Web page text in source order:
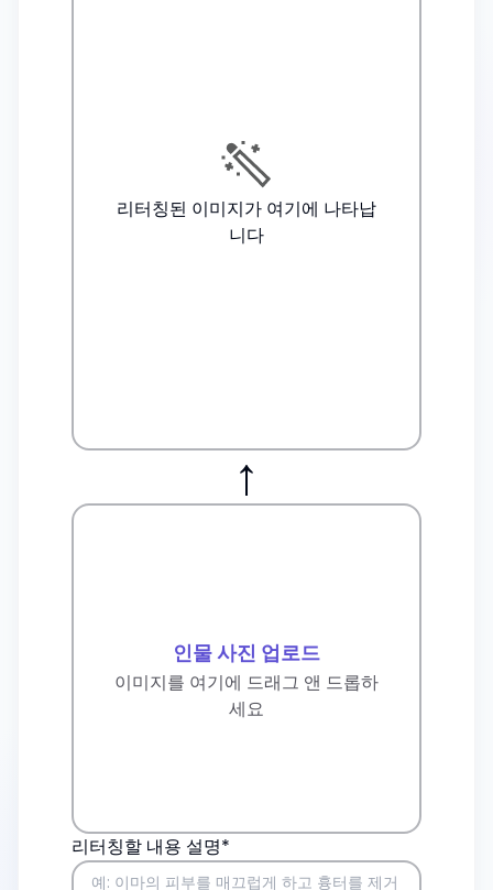
인물 사진 업로드
이미지를 여기에 드래그 앤 드롭하
세요
리터칭할 내용 설명*
↑
리터칭된 이미지가 여기에 나타납
니다